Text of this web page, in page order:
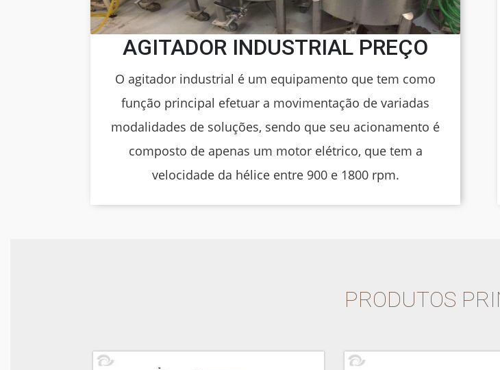
AGITADOR INDUSTRIAL PREÇO
O agitador industrial é um equipamento que tem como
função principal efetuar a movimentação de variadas
modalidades de soluções, sendo que seu acionamento é
composto de apenas um motor elétrico, que tem a
velocidade da hélice entre 900 e 1800 rpm.
PRODUTOS